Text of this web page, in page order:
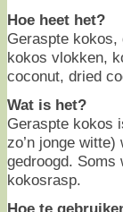
Hoe heet het?
Geraspte kokos,
kokos vlokken,
coconut, dried
Wat is het?
Geraspte kokos
zo’n jonge
gedroogd. Soms
kokosrasp.
Hoe te